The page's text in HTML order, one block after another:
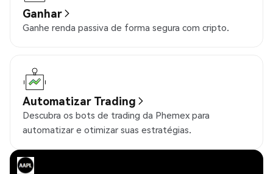
Ganhar
Ganhe renda passiva de forma segura com cripto.
Automatizar Trading
Descubra os bots de trading da Phemex para
automatizar e otimizar suas estratégias.